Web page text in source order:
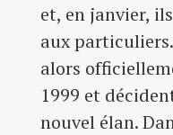
et, en janvier,
aux
alors
1999 et
nouvel élan.